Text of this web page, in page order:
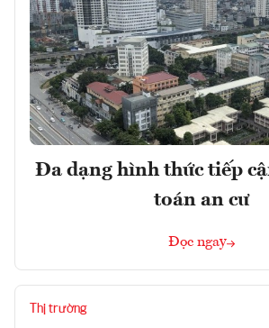
Đa dạng hình thức tiếp
toán an cư
Đọc ngay
Thị trường